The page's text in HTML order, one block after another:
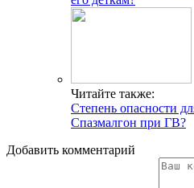
Читайте также:
Степень опасности
Спазмалгон при ГВ?
Добавить комментарий